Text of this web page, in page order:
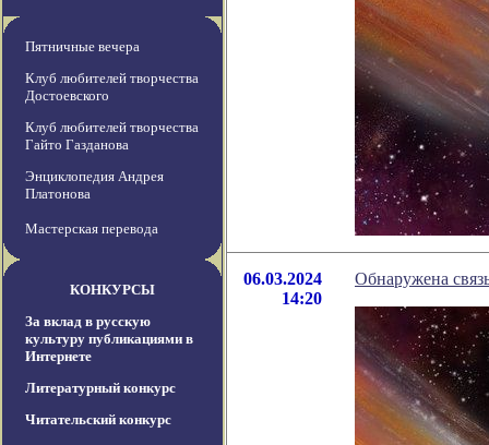
Пятничные вечера
Клуб любителей творчества
Достоевского
Клуб любителей творчества
Гайто Газданова
Энциклопедия Андрея
Платонова
Мастерская перевода
КОНКУРСЫ
За вклад в русскую
культуру публикациями в
Интернете
Литературный конкурс
Читательский конкурс
06.03.2024
14:20
Обнаружена